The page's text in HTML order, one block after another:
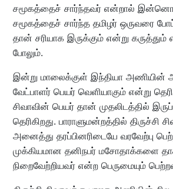
சமூகத்தைச் சார்ந்தவர் என்றால் இன்னொரு
சமூகத்தைச் சார்ந்த தமிழர் ஒருவரை
தான் சரியாக இருக்கும் என்று கருத்தும்
போலும்.
இன்று மாலைக்குள் இந்தியா அணியின்
வேட்பாளர் பெயர் வெளியாகும் என்று
சிவாவின் பெயர் தான் முதலிடத்தில்
தெரிகிறது. பாராளுமன்றத்தில் திருச்சி
அனைத்து தரப்பினரிடையே வரவேற்பு
முக்கியமான தனிநபர் மசோதாக்களை
நிறைவேற்றியவர் என்ற பெருமையும்